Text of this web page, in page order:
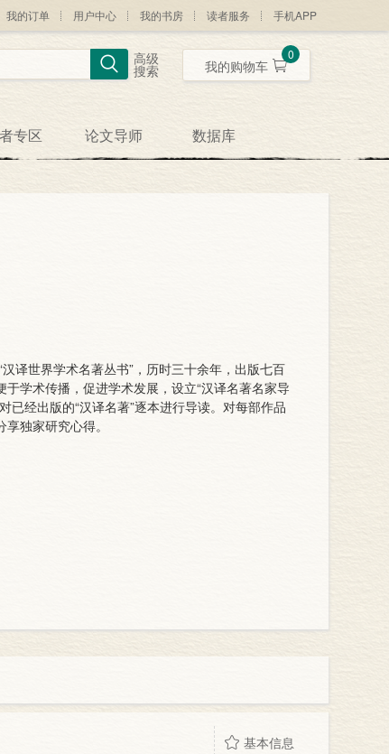
我的订单 用户中心 我的书房 读者服务 手机APP
高级
搜索 我的购物车
0
专区 论文导师 数据库
译世界学术名著丛书”，历时三十余年，出版七百
学术传播，促进学术发展，设立“汉译名著名家导
经出版的“汉译名著”逐本进行导读。对每部作品
独家研究心得。
基本信息